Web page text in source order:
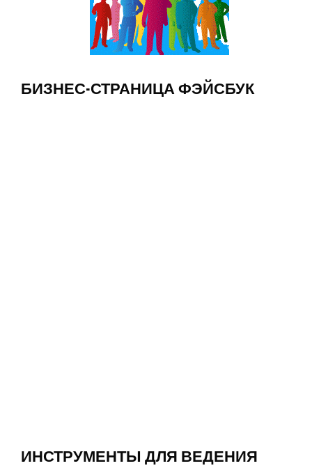
БИЗНЕС-СТРАНИЦА ФЭЙСБУК
ИНСТРУМЕНТЫ ДЛЯ ВЕДЕНИЯ